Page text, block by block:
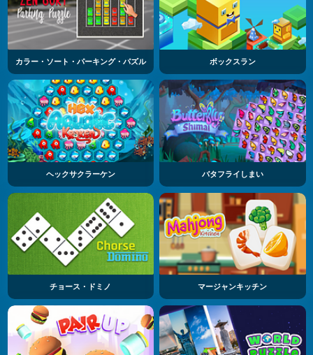
カラー・ソート・パーキング・パズル ボックスラン
ヘックサクラーケン バタフライしまい
チョース・ドミノ マージャンキッチン